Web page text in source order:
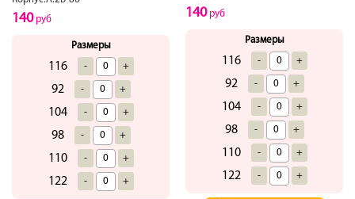
140руб
Размеры
116 - +
92 - +
104 - +
98 - +
110 - +
122 - +
140руб
Размеры
116 - +
92 - +
104 - +
98 - +
110 - +
122 - +